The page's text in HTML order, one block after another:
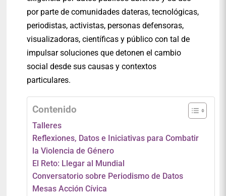
por parte de comunidades dateras, tecnológicas,
periodistas, activistas, personas defensoras,
visualizadoras, científicas y público con tal de
impulsar soluciones que detonen el cambio
social desde sus causas y contextos
particulares.
Contenido
Talleres
Reflexiones, Datos e Iniciativas para Combatir
la Violencia de Género
El Reto: Llegar al Mundial
Conversatorio sobre Periodismo de Datos
Mesas Acción Cívica